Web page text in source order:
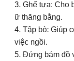
3. Ghế tựa: Cho
ữ thăng bằng.
4. Tập bò: Giúp
việc ngồi.
5. Đứng bám đồ